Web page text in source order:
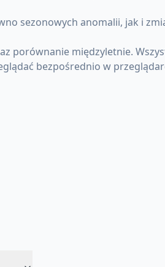
sezonowych anomalii, jak i
porównanie międzyletnie.
bezpośrednio w